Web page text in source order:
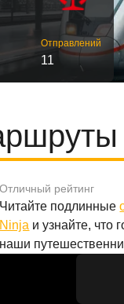
Отправлений
11
Отличный рейтинг
Читайте подлинные
Ninja и узнайте, что
наши